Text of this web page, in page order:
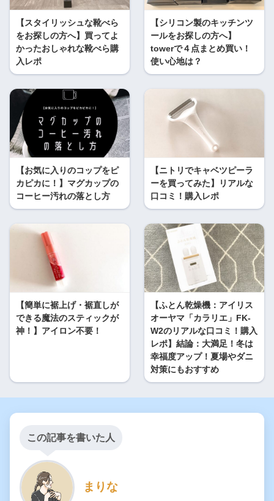
【スタイリッシュな靴べら
をお探しの方へ】買ってよ
かったおしゃれな靴べら購
入レポ
【シリコン製のキッチンツ
ールをお探しの方へ】
towerで４点まとめ買い！
使い心地は？
【お気に入りのコップをピ
カピカに！】マグカップの
コーヒー汚れの落とし方
【ニトリでキャベツピーラ
ーを買ってみた】リアルな
口コミ！購入レポ
【簡単に裾上げ・裾直しが
できる魔法のスティックが
神！】アイロン不要！
【ふとん乾燥機：アイリス
オーヤマ「カラリエ」FK-
W2のリアルな口コミ！購入
レポ】結論：大満足！冬は
幸福度アップ！夏場やダニ
対策にもおすすめ
この記事を書いた人
まりな